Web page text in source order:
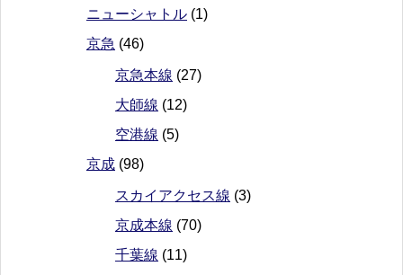
ニューシャトル (1)
京急 (46)
京急本線 (27)
大師線 (12)
空港線 (5)
京成 (98)
スカイアクセス線 (3)
京成本線 (70)
千葉線 (11)